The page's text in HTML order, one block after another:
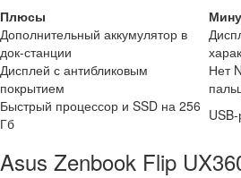
Плюсы
Дополнительный аккумулятор в
док-станции
Дисплей с антибликовым
покрытием
Нет
Быстрый процессор и SSD на 256
Гб
Asus Zenbook Flip